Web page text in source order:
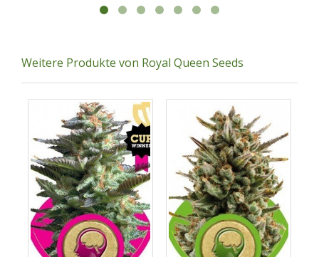
Weitere Produkte von Royal Queen Seeds